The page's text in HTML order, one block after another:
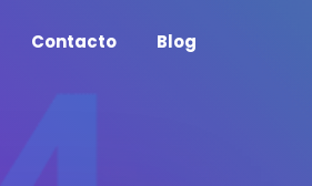
Contacto Blog